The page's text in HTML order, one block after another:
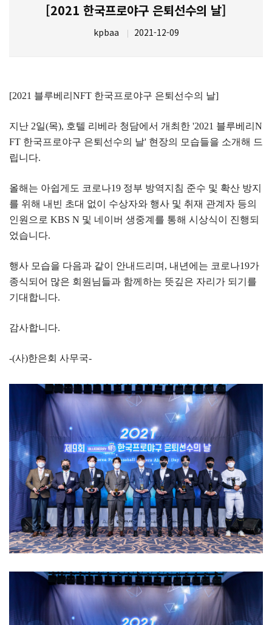
[2021 한국프로야구 은퇴선수의 날]
kpbaa 2021-12-09
[2021 블루베리NFT 한국프로야구 은퇴선수의 날]
지난 2일(목), 호텔 리베라 청담에서 개최한 '2021 블루베리N
FT 한국프로야구 은퇴선수의 날' 현장의 모습들을 소개해 드
립니다.
올해는 아쉽게도 코로나19 정부 방역지침 준수 및 확산 방지
를 위해 내빈 초대 없이 수상자와 행사 및 취재 관계자 등의
인원으로 KBS N 및 네이버 생중계를 통해 시상식이 진행되
었습니다.
행사 모습을 다음과 같이 안내드리며, 내년에는 코로나19가
종식되어 많은 회원님들과 함께하는 뜻깊은 자리가 되기를
기대합니다.
감사합니다.
-(사)한은회 사무국-